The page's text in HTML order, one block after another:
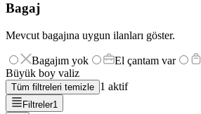
Bagaj
Mevcut bagajına uygun ilanları göster.
Bagajım yok El çantam var
Büyük boy valiz
Tüm filtreleri temizle 1 aktif
Filtreler1